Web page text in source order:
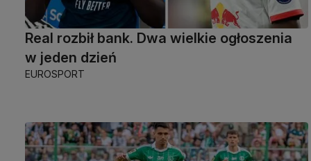
Real rozbił bank. Dwa wielkie ogłoszenia
w jeden dzień
EUROSPORT